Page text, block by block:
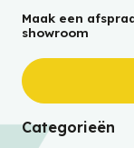
Maak een
showroom
Categorieën